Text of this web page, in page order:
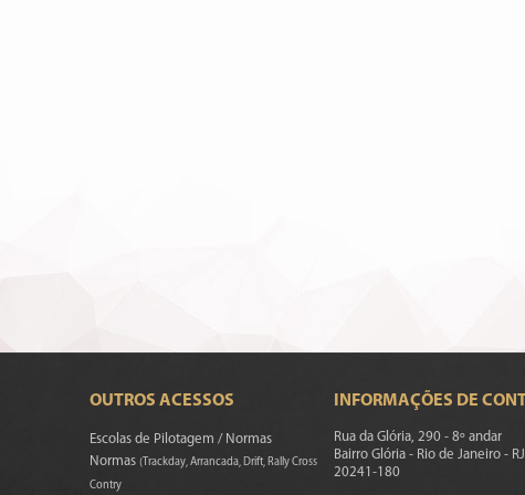
OUTROS ACESSOS
Escolas de Pilotagem / Normas
Normas(Trackday, Arrancada, Drift, Rally Cross
Contry
INFORMAÇÕES DE
Rua da Glória, 290 - 8º andar
Bairro Glória - Rio de Janeiro - RJ
20241-180